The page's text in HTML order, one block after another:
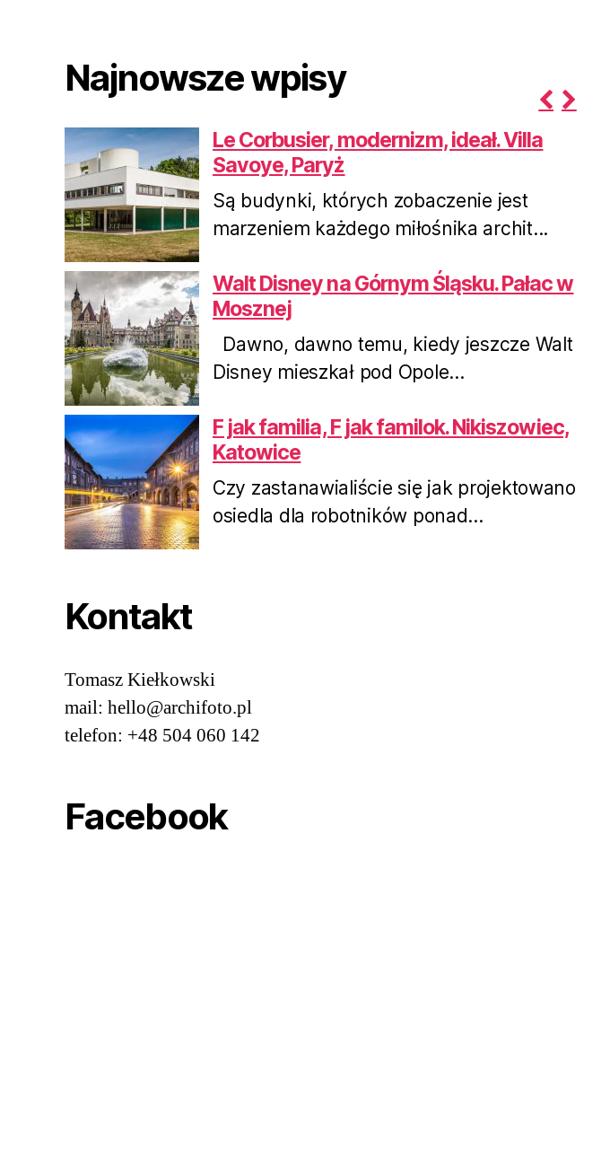
Najnowsze wpisy
o
Le Corbusier, modernizm, ideał. Villa
Savoye, Paryż
Są budynki, których zobaczenie jest
marzeniem każdego miłośnika archit...
Walt Disney na Górnym Śląsku. Pałac w
Mosznej
Dawno, dawno temu, kiedy jeszcze Walt
Disney mieszkał pod Opole...
F jak familia, F jak familok. Nikiszowiec,
Katowice
Czy zastanawialiście się jak projektowano
osiedla dla robotników ponad...
Kontakt
Tomasz Kiełkowski
mail: hello@archifoto.pl
telefon: +48 504 060 142
Facebook